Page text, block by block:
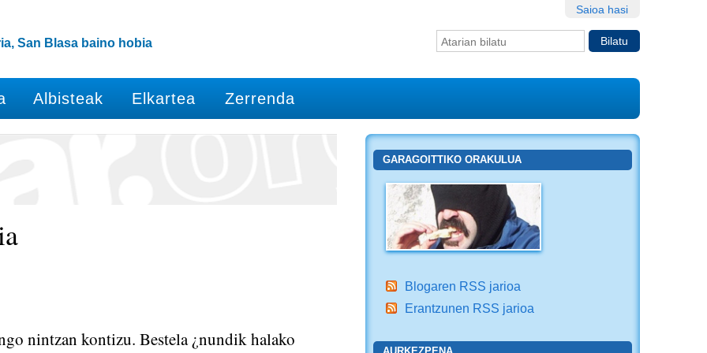
Saioa hasi
Bilatu atarian
San Blasa baino hobia
Albisteak Elkartea Zerrenda
nintzan kontizu. Bestela ¿nundik halako
GARAGOITTIKO ORAKULUA
Blogaren RSS jarioa
Erantzunen RSS jarioa